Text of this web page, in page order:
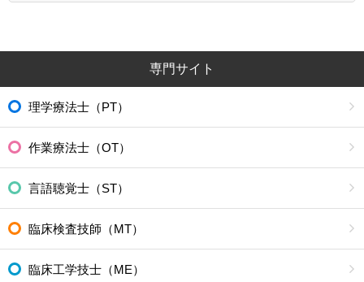
専門サイト
理学療法士（PT）
作業療法士（OT）
言語聴覚士（ST）
臨床検査技師（MT）
臨床工学技士（ME）